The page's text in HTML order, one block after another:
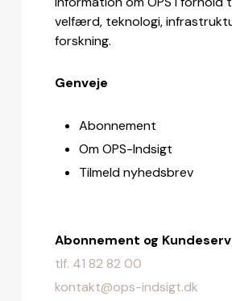
velfærd, teknologi,
forskning.
Genveje
Abonnement
Om OPS-Indsigt
Tilmeld nyhedsbrev
Abonnement og
tlf. 41 82 82 00
kontakt@ops-indsigt.dk